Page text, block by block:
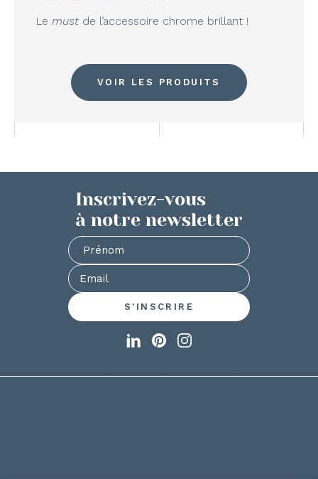
Le must de l’accessoire chrome brillant !
VOIR LES PRODUITS
Inscrivez-vous
à notre newsletter